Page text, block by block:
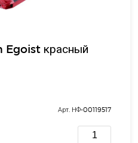
Egoist красный
Арт. НФ-00119517